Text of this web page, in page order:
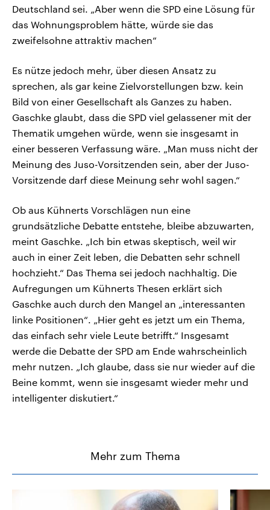
Deutschland sei. „Aber wenn die SPD eine Lösung für
das Wohnungsproblem hätte, würde sie das
zweifelsohne attraktiv machen“
Es nütze jedoch mehr, über diesen Ansatz zu
sprechen, als gar keine Zielvorstellungen bzw. kein
Bild von einer Gesellschaft als Ganzes zu haben.
Gaschke glaubt, dass die SPD viel gelassener mit der
Thematik umgehen würde, wenn sie insgesamt in
einer besseren Verfassung wäre. „Man muss nicht der
Meinung des Juso-Vorsitzenden sein, aber der Juso-
Vorsitzende darf diese Meinung sehr wohl sagen.“
Ob aus Kühnerts Vorschlägen nun eine
grundsätzliche Debatte entstehe, bleibe abzuwarten,
meint Gaschke. „Ich bin etwas skeptisch, weil wir
auch in einer Zeit leben, die Debatten sehr schnell
hochzieht.“ Das Thema sei jedoch nachhaltig. Die
Aufregungen um Kühnerts Thesen erklärt sich
Gaschke auch durch den Mangel an „interessanten
linke Positionen“. „Hier geht es jetzt um ein Thema,
das einfach sehr viele Leute betrifft.“ Insgesamt
werde die Debatte der SPD am Ende wahrscheinlich
mehr nutzen. „Ich glaube, dass sie nur wieder auf die
Beine kommt, wenn sie insgesamt wieder mehr und
intelligenter diskutiert.“
Mehr zum Thema